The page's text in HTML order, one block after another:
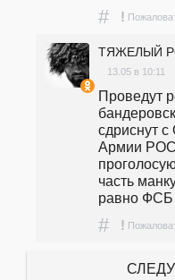
# !
ТЯЖЕЛЫЙ
13.05 в 10:11
Проведут
сдриснут
Армии
часть
равно ФСБ
# !